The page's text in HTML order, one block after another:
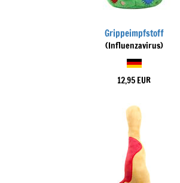
Grippeimpfstoff
(Influenzavirus)
12,95 EUR